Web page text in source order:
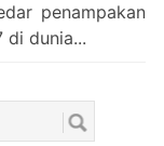
penampakan
di dunia...